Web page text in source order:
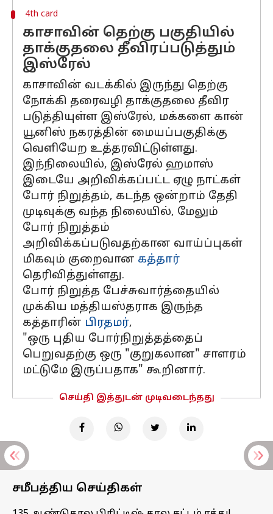
4th card
காசாவின் தெற்கு பகுதியில்
தாக்குதலை தீவிரப்படுத்தும்
இஸ்ரேல்
காசாவின் வடக்கில் இருந்து தெற்கு
நோக்கி தரைவழி தாக்குதலை தீவிர
படுத்தியுள்ள இஸ்ரேல், மக்களை கான்
யூனிஸ் நகரத்தின் மையப்பகுதிக்கு
வெளியேற உத்தரவிட்டுள்ளது.
இந்நிலையில், இஸ்ரேல் ஹமாஸ்
இடையே அறிவிக்கப்பட்ட ஏழு நாட்கள்
போர் நிறுத்தம், கடந்த ஒன்றாம் தேதி
முடிவுக்கு வந்த நிலையில், மேலும்
போர் நிறுத்தம்
அறிவிக்கப்படுவதற்கான வாய்ப்புகள்
மிகவும் குறைவான கத்தார்
தெரிவித்துள்ளது.
போர் நிறுத்த பேச்சுவார்த்தையில்
முக்கிய மத்தியஸ்தராக இருந்த
கத்தாரின் பிரதமர்,
"ஒரு புதிய போர்நிறுத்தத்தைப்
பெறுவதற்கு ஒரு "குறுகலான" சாளரம்
மட்டுமே இருப்பதாக" கூறினார்.
செய்தி இத்துடன் முடிவடைந்தது
சமீபத்திய செய்திகள்